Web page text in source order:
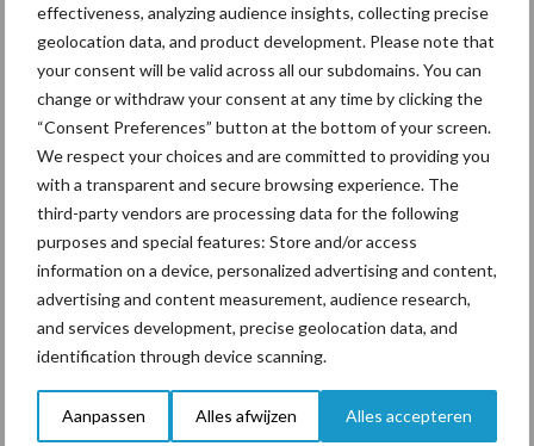
effectiveness, analyzing audience insights, collecting precise
geolocation data, and product development. Please note that
your consent will be valid across all our subdomains. You can
change or withdraw your consent at any time by clicking the
“Consent Preferences” button at the bottom of your screen.
We respect your choices and are committed to providing you
with a transparent and secure browsing experience. The
third-party vendors are processing data for the following
purposes and special features: Store and/or access
information on a device, personalized advertising and content,
advertising and content measurement, audience research,
and services development, precise geolocation data, and
identification through device scanning.
Aanpassen Alles afwijzen Alles accepteren
slechts 1,5 cm vanaf een uitkijkpunt op bijna 700 kilometer
hoogte in de ruimte. Om het in context te plaatsen, stel je voor
dat je in een veld in Amsterdam staat en de hoogte van het gras
in een veld in Dublin nauwkeurig kunt meten. We kunnen niet
alleen de grashoogte in kaart brengen tot een resolutie van 10
meter en variaties in een paddock zien, maar we kunnen ook
volgen hoe deze in de loop van de tijd verandert. Dit is een
geweldige demonstratie van hoe we ruimtebeelden kunnen
combineren met ‘grondwaarheids’-gegevens, waardoor de kracht
ervan wordt vergroot. Onze algoritmen stellen ons in staat om
fysiek zinvolle inzichten te bieden die betere besluitvorming hier